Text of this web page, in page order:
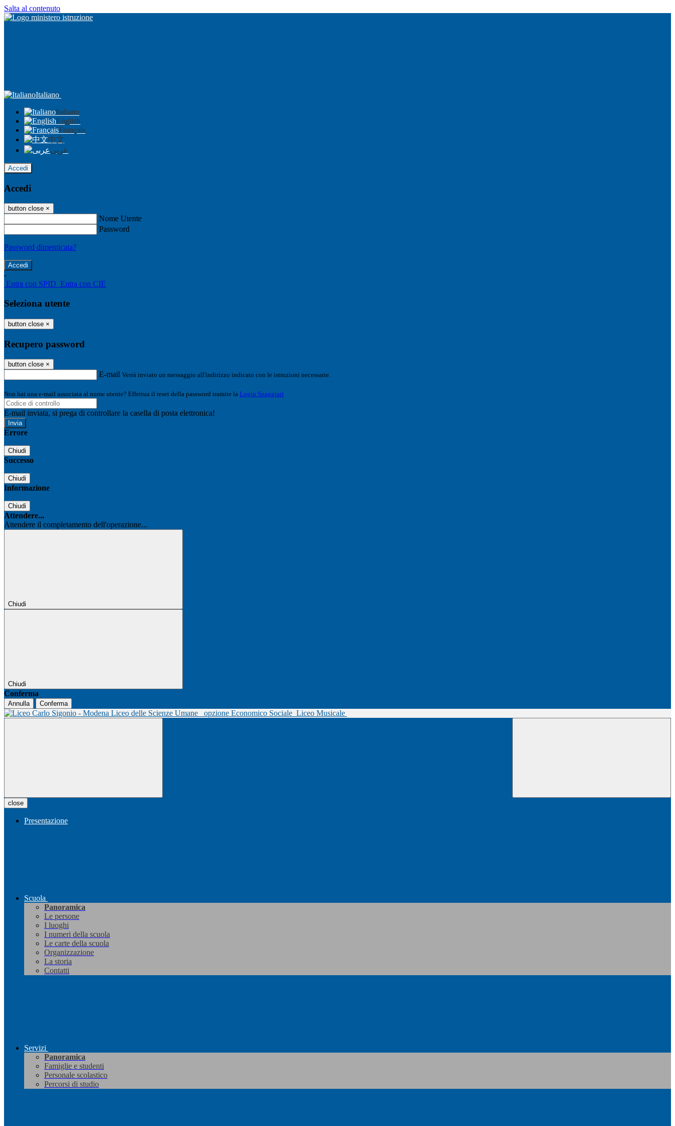
Salta al contenuto
Italiano
Italiano
English
Français
中文
عربى
Accedi
Accedi
button close ×
Nome Utente
Password
Password dimenticata?
-
Entra con SPID Entra con CIE
Seleziona utente
button close ×
Recupero password
button close ×
E-mail Verrà inviato un messaggio all'indirizzo indicato con le istruzioni necessarie.
Non hai una e-mail associata al nome utente? Effettua il reset della password tramite la Login Spaggiari
E-mail inviata, si prega di controllare la casella di posta elettronica!
Errore
Chiudi
Successo
Chiudi
Informazione
Chiudi
Attendere...
Attendere il completamento dell'operazione...
Chiudi
Chiudi
Conferma
Annulla Conferma
Liceo delle Scienze Umane opzione Economico Sociale Liceo Musicale
close
Presentazione
Scuola
Panoramica
Le persone
I luoghi
I numeri della scuola
Le carte della scuola
Organizzazione
La storia
Contatti
Servizi
Panoramica
Famiglie e studenti
Personale scolastico
Percorsi di studio